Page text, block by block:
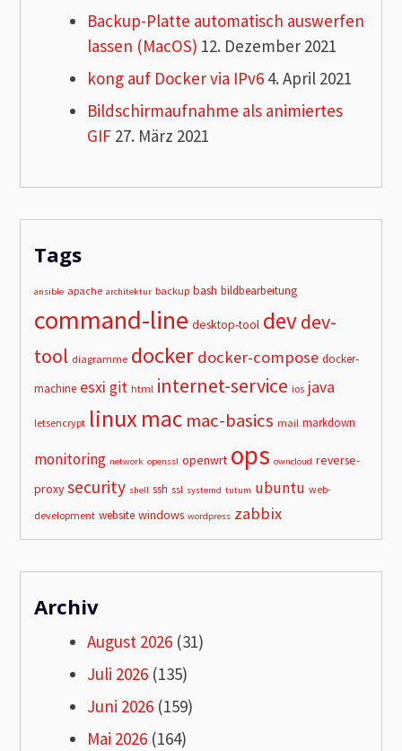
Backup-Platte automatisch auswerfen
lassen (MacOS) 12. Dezember 2021
kong auf Docker via IPv6 4. April 2021
Bildschirmaufnahme als animiertes
GIF 27. März 2021
Tags
ansible apache architektur backup bash bildbearbeitung
command-line desktop-tool devdev-
tool diagramme docker docker-compose docker-
machine esxi git html internet-service ios java
letsencrypt linuxmac mac-basics mail markdown
monitoring network openssl openwrt ops owncloud reverse-
proxy security shell ssh ssl systemd tutum ubuntu web-
development website windows wordpress zabbix
Archiv
August 2026 (31)
Juli 2026 (135)
Juni 2026 (159)
Mai 2026 (164)